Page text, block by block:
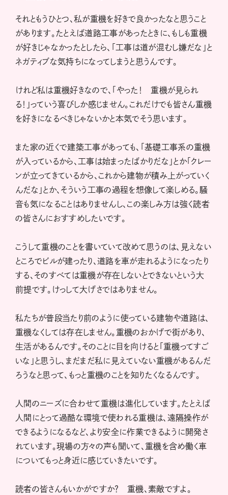
それともうひとつ、私が重機を好きで良かったなと思うこと
があります。たとえば道路工事があったときに、もしも重機
が好きじゃなかったとしたら、「工事は道が混むし嫌だな」と
ネガティブな気持ちになってしまうと思うんです。
けれど私は重機好きなので、「やった！ 重機が見られ
る！」っていう喜びしか感じません。これだけでも皆さん重機
を好きになるべきじゃないかと本気でそう思います。
また家の近くで建築工事があっても、「基礎工事系の重機
が入っているから、工事は始まったばかりだな」とか「クレー
ンが立ってきているから、これから建物が積み上がっていく
んだな」とか、そういう工事の過程を想像して楽しめる。騒
音も気になることはありませんし、この楽しみ方は強く読者
の皆さんにおすすめしたいです。
こうして重機のことを書いていて改めて思うのは、見えない
ところでビルが建ったり、道路を車が走れるようになったり
する、そのすべては重機が存在しないとできないという大
前提です。けっして大げさではありません。
私たちが普段当たり前のように使っている建物や道路は、
重機なくしては存在しません。重機のおかげで街があり、
生活があるんです。そのことに目を向けると「重機ってすご
いな」と思うし、まだまだ私に見えていない重機があるんだ
ろうなと思って、もっと重機のことを知りたくなるんです。
人間のニーズに合わせて重機は進化しています。たとえば
人間にとって過酷な環境で使われる重機は、遠隔操作が
できるようになるなど、より安全に作業できるように開発さ
れています。現場の方々の声も聞いて、重機を含め働く車
についてもっと身近に感じていきたいです。
読者の皆さんもいかがですか？ 重機、素敵ですよ。